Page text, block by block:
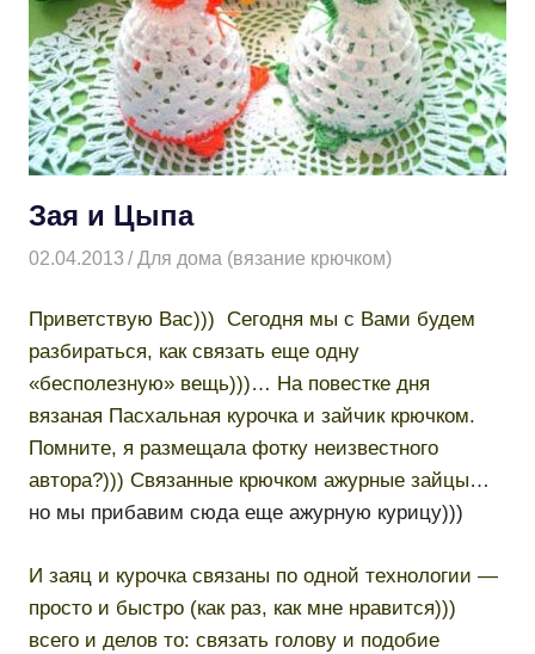
Зая и Цыпа
02.04.2013 Творогова Елена
Для дома (вязание крючком)
Приветствую Вас))) Сегодня мы с Вами будем
разбираться, как связать еще одну
«бесполезную» вещь)))… На повестке дня
вязаная Пасхальная курочка и зайчик крючком.
Помните, я размещала фотку неизвестного
автора?))) Связанные крючком ажурные зайцы…
но мы прибавим сюда еще ажурную курицу)))
И заяц и курочка связаны по одной технологии —
просто и быстро (как раз, как мне нравится)))
всего и делов то: связать голову и подобие